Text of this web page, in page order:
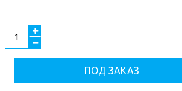
ПОД ЗАКАЗ